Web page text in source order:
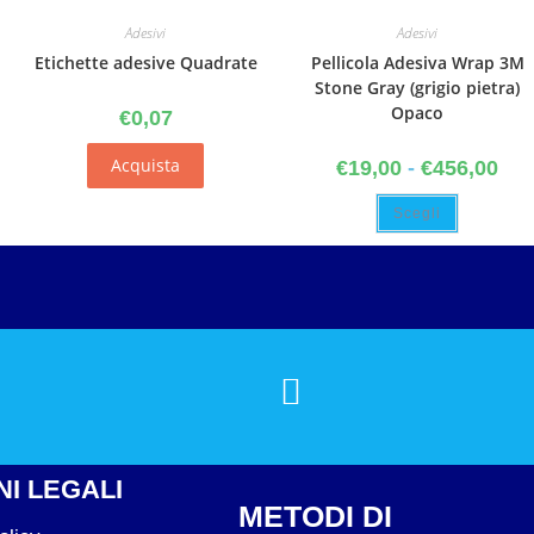
Adesivi
Etichette adesive Quadrate
€0,07
Acquista
Adesivi
Pellicola Adesiva Wrap 3M
Stone Gray (grigio pietra)
Opaco
€19,00 - €456,00
Scegli
LEGALI
METODI DI